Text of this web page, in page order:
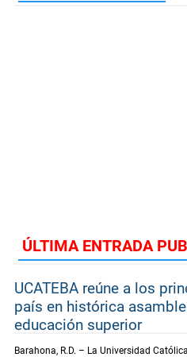
ÚLTIMA ENTRADA
UCATEBA reúne a los
país en histórica
educación superior
Barahona, R.D. – La Universidad